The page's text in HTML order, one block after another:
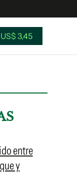
3,45
entre
y